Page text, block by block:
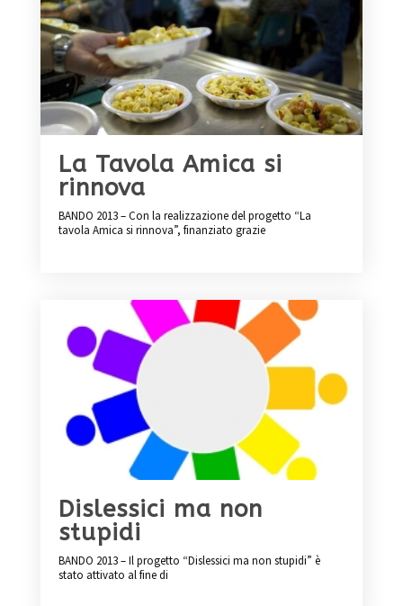
La Tavola Amica si
rinnova
BANDO 2013 – Con la realizzazione del progetto “La
tavola Amica si rinnova”, finanziato grazie
Dislessici ma non
stupidi
BANDO 2013 – Il progetto “Dislessici ma non stupidi” è
stato attivato al fine di